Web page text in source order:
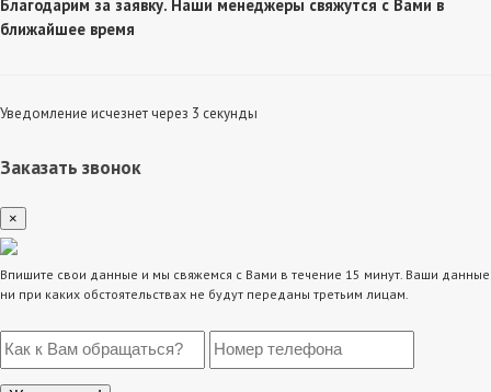
Благодарим за заявку. Наши менеджеры свяжутся с Вами в
ближайшее время
Уведомление исчезнет через 3 секунды
Заказать звонок
×
Впишите свои данные и мы свяжемся с Вами в течение 15 минут. Ваши данные
ни при каких обстоятельствах не будут переданы третьим лицам.